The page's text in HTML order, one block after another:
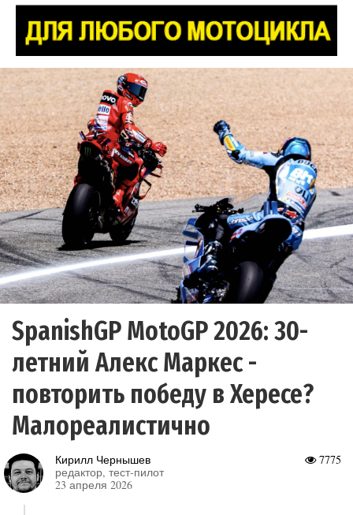
SpanishGP MotoGP 2026: 30-
летний Алекс Маркес -
повторить победу в Хересе?
Малореалистично
7775
Кирилл Чернышев
редактор, тест-пилот
23 апреля 2026